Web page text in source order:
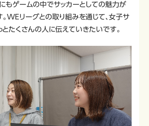
にもゲームの中でサッカーとしての魅力が
。WEリーグとの取り組みを通じて、女子サ
たくさんの人に伝えていきたいです。